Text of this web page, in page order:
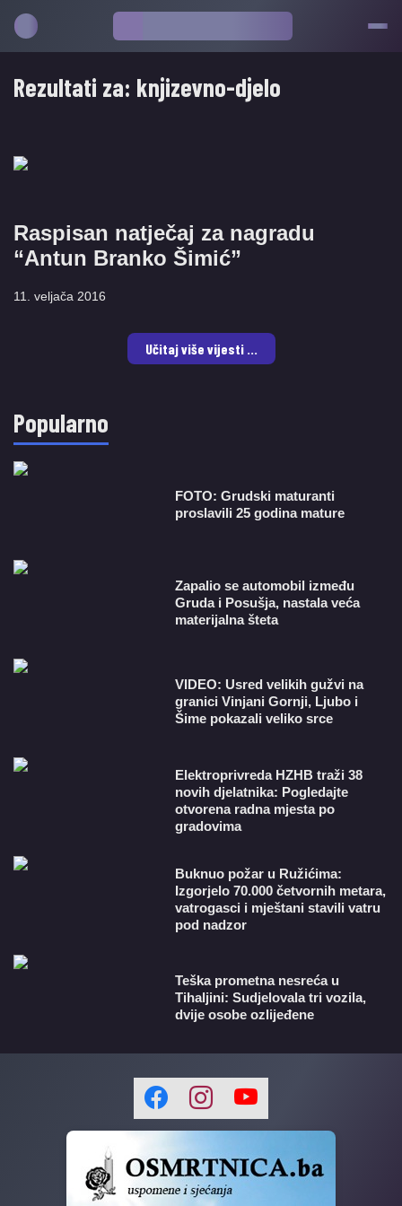
Rezultati za: knjizevno-djelo
Raspisan natječaj za nagradu
“Antun Branko Šimić”
11. veljača 2016
Učitaj više vijesti ...
Popularno
FOTO: Grudski maturanti
proslavili 25 godina mature
Zapalio se automobil između
Gruda i Posušja, nastala veća
materijalna šteta
VIDEO: Usred velikih gužvi na
granici Vinjani Gornji, Ljubo i
Šime pokazali veliko srce
​Elektroprivreda HZHB traži 38
novih djelatnika: Pogledajte
otvorena radna mjesta po
gradovima
Buknuo požar u Ružićima:
Izgorjelo 70.000 četvornih metara,
vatrogasci i mještani stavili vatru
pod nadzor
Teška prometna nesreća u
Tihaljini: Sudjelovala tri vozila,
dvije osobe ozlijeđene